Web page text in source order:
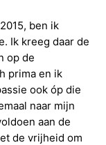
ben ik
Ik kreeg daar de
op de
prima en ik
ook óp die
naar mijn
aan de
de vrijheid om